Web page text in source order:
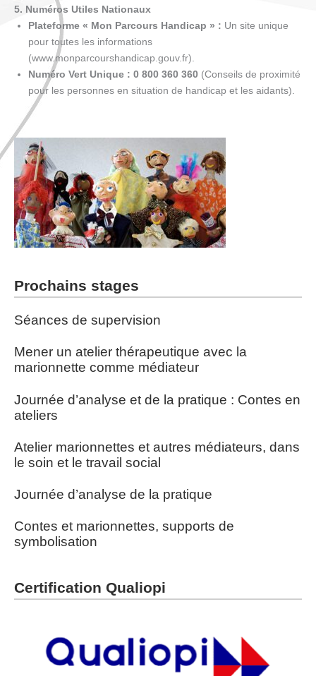
5. Numéros Utiles Nationaux
Plateforme « Mon Parcours Handicap » : Un site unique
pour toutes les informations
(www.monparcourshandicap.gouv.fr).
Numéro Vert Unique : 0 800 360 360 (Conseils de proximité
pour les personnes en situation de handicap et les aidants).
Prochains stages
Séances de supervision
Mener un atelier thérapeutique avec la
marionnette comme médiateur
Journée d’analyse et de la pratique : Contes en
ateliers
Atelier marionnettes et autres médiateurs, dans
le soin et le travail social
Journée d’analyse de la pratique
Contes et marionnettes, supports de
symbolisation
Certification Qualiopi